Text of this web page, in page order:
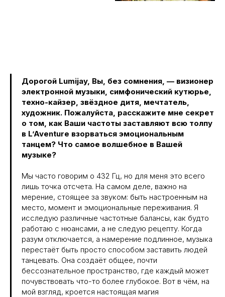
Дорогой Lumijay, Вы, без сомнения, — визионер
электронной музыки, симфонический кутюрье,
техно-кайзер, звёздное дитя, мечтатель,
художник. Пожалуйста, расскажите мне секрет
о том, как Ваши частоты заставляют всю толпу
в L’Aventure взорваться эмоциональным
танцем? Что самое волшебное в Вашей
музыке?
Мы часто говорим о 432 Гц, но для меня это всего
лишь точка отсчета. На самом деле, важно на
мерение, стоящее за звуком: быть настроенным на
место, момент и эмоциональные переживания. Я
исследую различные частотные балансы, как будто
работаю с нюансами, а не следую рецепту. Когда
разум отключается, а намерение подлинное, музыка
перестаёт быть просто способом заставить людей
танцевать. Она создаёт общее, почти
бессознательное пространство, где каждый может
почувствовать что-то более глубокое. Вот в чём, на
мой взгляд, кроется настоящая магия